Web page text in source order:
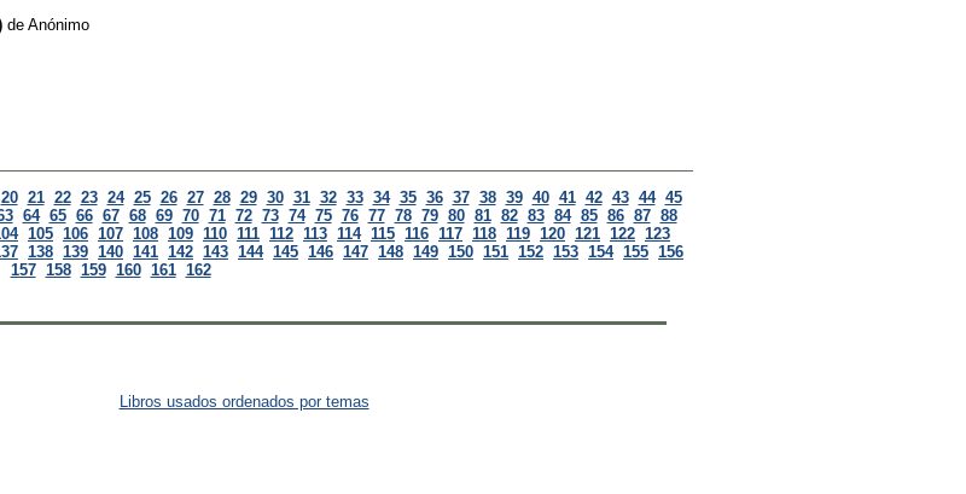
de Anónimo
20 21 22 23 24 25 26 27 28 29 30 31 32 33 34 35 36 37 38 39 40 41 42 43 44 45
64 65 66 67 68 69 70 71 72 73 74 75 76 77 78 79 80 81 82 83 84 85 86 87 88
105 106 107 108 109 110 111 112 113 114 115 116 117 118 119 120 121 122 123
138 139 140 141 142 143 144 145 146 147 148 149 150 151 152 153 154 155 156
157 158 159 160 161 162
Libros usados ordenados por temas